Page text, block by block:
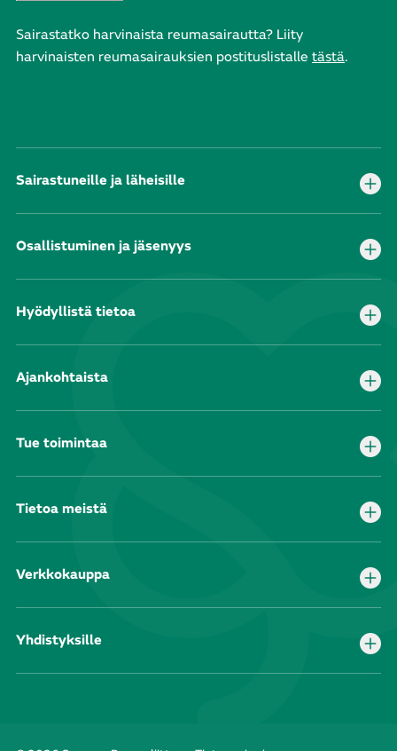
Sairastatko harvinaista reumasairautta? Liity
harvinaisten reumasairauksien postituslistalle tästä.
Sairastuneille ja läheisille
Osallistuminen ja jäsenyys
Hyödyllistä tietoa
Ajankohtaista
Tue toimintaa
Tietoa meistä
Verkkokauppa
Yhdistyksille